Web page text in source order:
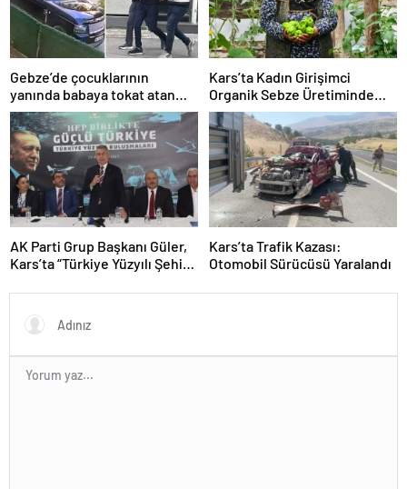
Gebze’de çocuklarının
yanında babaya tokat atan
sürücü tutuklandı
Kars’ta Kadın Girişimci
Organik Sebze Üretiminde
Başarı Elde Etti
AK Parti Grup Başkanı Güler,
Kars’ta “Türkiye Yüzyılı Şehir
Açıklaması
Kars’ta Trafik Kazası:
Otomobil Sürücüsü Yaralandı